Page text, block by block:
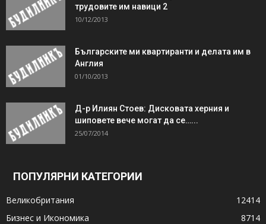
трудовите им навици 2
10/12/2013
Българските ми квартиранти и делата им в
Англия
01/10/2013
Д-р Илиян Стоев: Дисковата херния и
шиповете вече могат да се…...
25/07/2014
ПОПУЛЯРНИ КАТЕГОРИИ
Великобритания
12414
Бизнес и Икономика
8714